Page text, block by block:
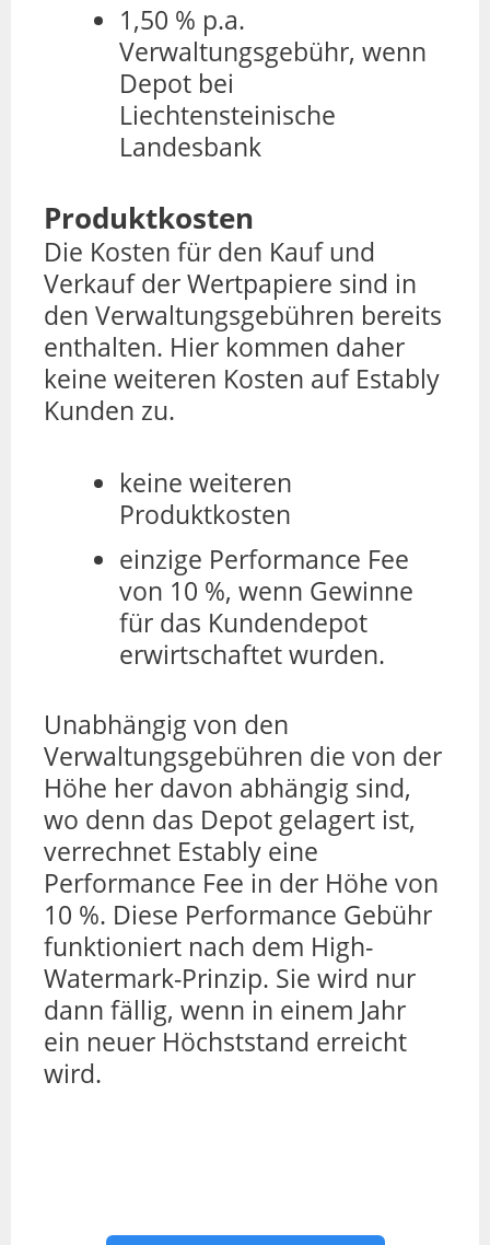
1,50 % p.a.
Verwaltungsgebühr, wenn
Depot bei
Liechtensteinische
Landesbank
Produktkosten
Die Kosten für den Kauf und
Verkauf der Wertpapiere sind in
den Verwaltungsgebühren bereits
enthalten. Hier kommen daher
keine weiteren Kosten auf Estably
Kunden zu.
keine weiteren
Produktkosten
einzige Performance Fee
von 10 %, wenn Gewinne
für das Kundendepot
erwirtschaftet wurden.
Unabhängig von den
Verwaltungsgebühren die von der
Höhe her davon abhängig sind,
wo denn das Depot gelagert ist,
verrechnet Estably eine
Performance Fee in der Höhe von
10 %. Diese Performance Gebühr
funktioniert nach dem High-
Watermark-Prinzip. Sie wird nur
dann fällig, wenn in einem Jahr
ein neuer Höchststand erreicht
wird.